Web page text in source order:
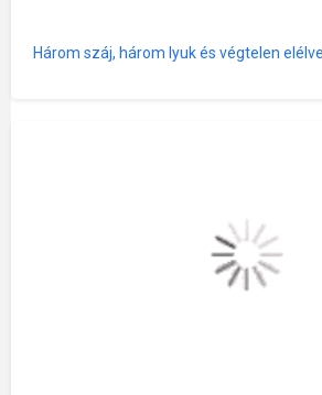
Három száj, három lyuk és végtelen